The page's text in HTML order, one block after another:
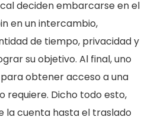
deciden embarcarse en el
en un intercambio,
de tiempo, privacidad y
su objetivo. Al final, uno
obtener acceso a una
requiere. Dicho todo esto,
la cuenta hasta el traslado